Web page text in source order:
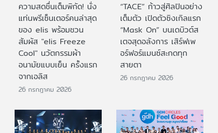
ความสดชื่นเต็มพิกัด! นั่ง
แท่นพรีเซ็นเตอร์คนล่าสุด
ของ elis พร้อมชวน
สัมผัส "elis Freeze
Cool" นวัตกรรมผ้า
อนามัยแบบเย็น ครั้งแรก
จากเอลิส
26 กรกฎาคม 2026
“TACE” ก้าวสู่ศิลปินอย่าง
เต็มตัว เปิดตัวซิงเกิลแรก
“Mask On” บนเดบิวต์ส
เตจสุดอลังการ เสิร์ฟเพ
อร์ฟอร์แมนซ์สะกดทุก
สายตา
26 กรกฎาคม 2026